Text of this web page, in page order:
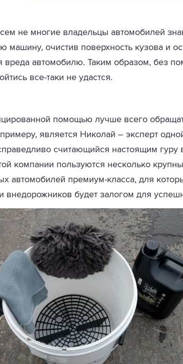
не многие владельцы автомобилей
машину, очистив поверхность кузова и
вреда автомобилю. Таким образом, без
все-таки не удастся.
помощью лучше всего
является Николай – эксперт
считающийся настоящим гуру
компании пользуются несколько
автомобилей премиум-класса, для
внедорожников будет залогом для